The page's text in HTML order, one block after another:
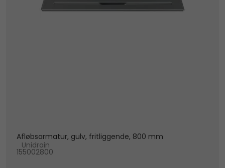
Afløbsarmatur, gulv, fritliggende, 800 mm
Unidrain
155002800